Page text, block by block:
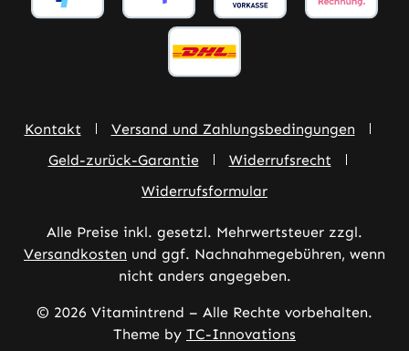
Kontakt
Versand und Zahlungsbedingungen
Geld-zurück-Garantie
Widerrufsrecht
Widerrufsformular
Alle Preise inkl. gesetzl. Mehrwertsteuer zzgl.
Versandkosten und ggf. Nachnahmegebühren, wenn
nicht anders angegeben.
© 2026 Vitamintrend – Alle Rechte vorbehalten.
Theme by TC-Innovations